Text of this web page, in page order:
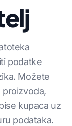
podatke
Možete
kupaca uz
podataka.